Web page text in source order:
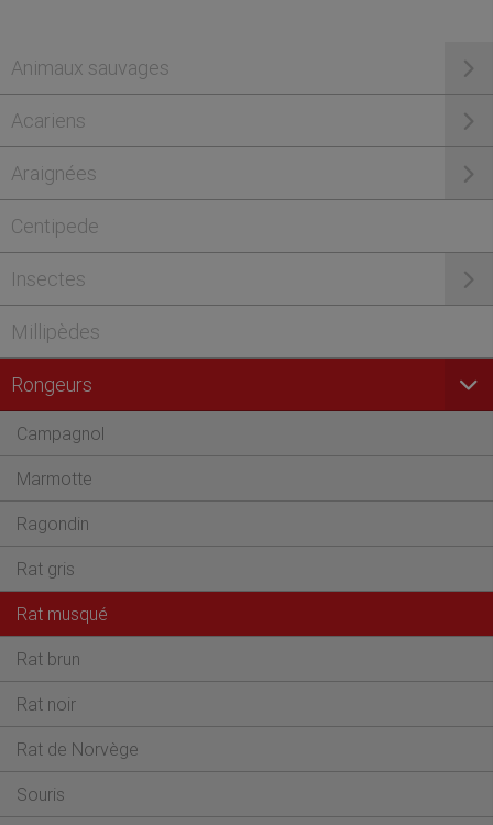
Animaux sauvages
Acariens
Araignées
Centipede
Insectes
Millipèdes
Rongeurs
Campagnol
Marmotte
Ragondin
Rat gris
Rat musqué
Rat brun
Rat noir
Rat de Norvège
Souris